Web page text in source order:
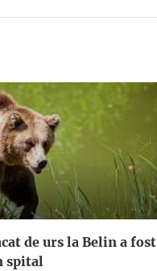
de urs la Belin a fost
spital